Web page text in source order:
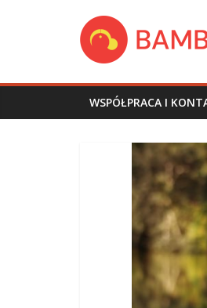
WSPÓŁPRACA I